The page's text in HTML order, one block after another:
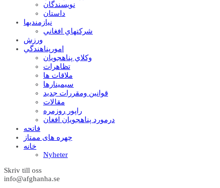
نويسندگان
داستان
نيازمنديها
شرکتهاي افغاني
ورزش
امورپناهندگي
وکلاي پناهجويان
تظاهرات
ملاقات ها
سيمينارها
قوانين ومقررات جديد
مقالات
راپور روزمره
درمورد پناهجويان افغان
فاتحه
چهره های ممتاز
خانه
Nyheter
Skriv till oss
info@afghanha.se